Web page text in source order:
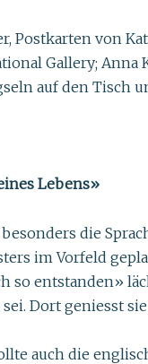
Postkarten von
Gallery; Anna
auf den Tisch
Lebens»
die
im Vorfeld
so entstanden»
Dort geniesst
auch die